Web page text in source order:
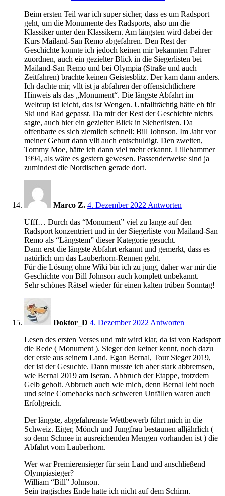
Beim ersten Teil war ich super sicher, dass es um Radsport
geht, um die Monumente des Radsports, also um die
Klassiker unter den Klassikern. Am längsten wird dabei der
Kurs Mailand-San Remo abgefahren. Den Rest der
Geschichte konnte ich jedoch keinen mir bekannten Fahrer
zuordnen, auch ein gezielter Blick in die Siegerlisten bei
Mailand-San Remo und bei Olympia (Straße und auch
Zeitfahren) brachte keinen Geistesblitz. Der kam dann anders.
Ich dachte mir, vllt ist ja abfahren der offensichtlichere
Hinweis als das „Monument“. Die längste Abfahrt im
Weltcup ist leicht, das ist Wengen. Unfallträchtig hätte eh für
Ski und Rad gepasst. Da mir der Rest der Geschichte nichts
sagte, auch hier ein gezielter Blick in Sieherlisten. Da
offenbarte es sich ziemlich schnell: Bill Johnson. Im Jahr vor
meiner Geburt dann vllt auch entschuldigt. Den zweiten,
Tommy Moe, hätte ich dann viel mehr erkannt. Lillehammer
1994, als wäre es gestern gewesen. Passenderweise sind ja
zumindest die Nordischen gerade dort.
Marco Z. 4. Dezember 2022 Antworten
Ufff… Durch das “Monument” viel zu lange auf den
Radsport konzentriert und in der Siegerliste von Mailand-San
Remo als “Längstem” dieser Kategorie gesucht.
Dann erst die längste Abfahrt erkannt und gemerkt, dass es
natürlich um das Lauberhorn-Rennen geht.
Für die Lösung ohne Wiki bin ich zu jung, daher war mir die
Geschichte von Bill Johnson auch komplett unbekannt.
Sehr schönes Rätsel wieder für einen kalten trüben Sonntag!
Doktor_D 4. Dezember 2022 Antworten
Lesen des ersten Verses und mir wird klar, da ist von Radsport
die Rede ( Monument ). Sieger den keiner kennt, noch dazu
der erste aus seinem Land. Egan Bernal, Tour Sieger 2019,
der ist der Gesuchte. Dann musste ich aber stark abbremsen,
wie Bernal 2019 am Iseran. Abbruch der Etappe, trotzdem
Gelb geholt. Abbruch auch wie mich, denn Bernal lebt noch
und seine Comebacks nach schweren Unfällen waren auch
Erfolgreich.
Der längste, abgefahrenste Wettbewerb führt mich in die
Schweiz. Eiger, Mönch und Jungfrau bestaunen alljährlich (
so denn Schnee in ausreichenden Mengen vorhanden ist ) die
Abfahrt vom Lauberhorn.
Wer war Premierensieger für sein Land und anschließend
Olympiasieger?
William “Bill” Johnson.
Sein tragisches Ende hatte ich nicht auf dem Schirm.